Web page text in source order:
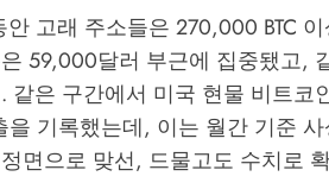
고래 주소들은 270,000 BTC
59,000달러 부근에 집중됐고,
은 구간에서 미국 현물 비트코
기록했는데, 이는 월간 기준
면으로 맞선, 드물고도 수치로